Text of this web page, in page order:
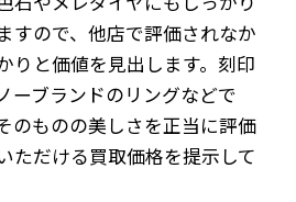
すので、他店で評価されなか
りと価値を見出します。刻印
ーブランドのリングなどで
のものの美しさを正当に評価
ただける買取価格を提示して